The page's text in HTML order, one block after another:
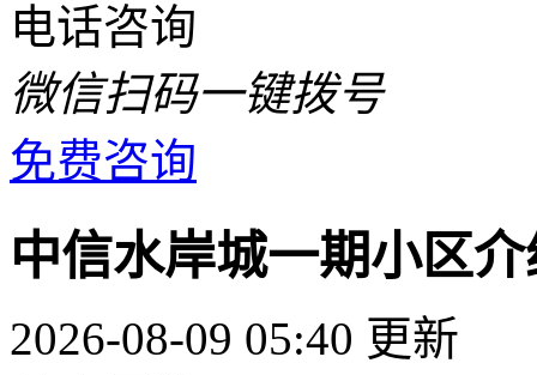
电话咨询
微信扫码一键拨号
免费咨询
中信水岸城一期小区介
2026-08-09 05:40 更新